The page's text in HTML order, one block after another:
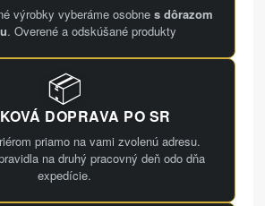
výrobky vyberáme osobne s dôrazom
. Overené a odskúšané produkty
📦
DOPRAVA PO SR
priamo na vami zvolenú adresu.
na druhý pracovný deň odo dňa
expedície.